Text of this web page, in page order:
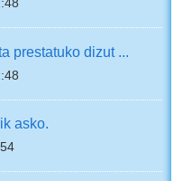
prestatuko dizut ...
asko.